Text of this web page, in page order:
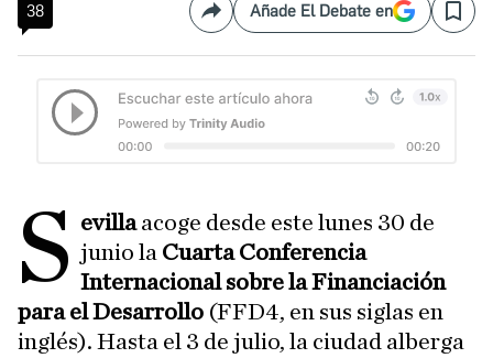
38 CompartirAñade El Debate en Save
S evillaacoge desde este lunes 30 de
junio la Cuarta Conferencia
Internacional sobre la Financiación
para el Desarrollo (FFD4, en sus siglas en
inglés). Hasta el 3 de julio, la ciudad alberga